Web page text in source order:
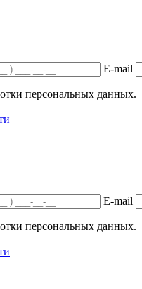
E-mail
персональных данных.
E-mail
персональных данных.